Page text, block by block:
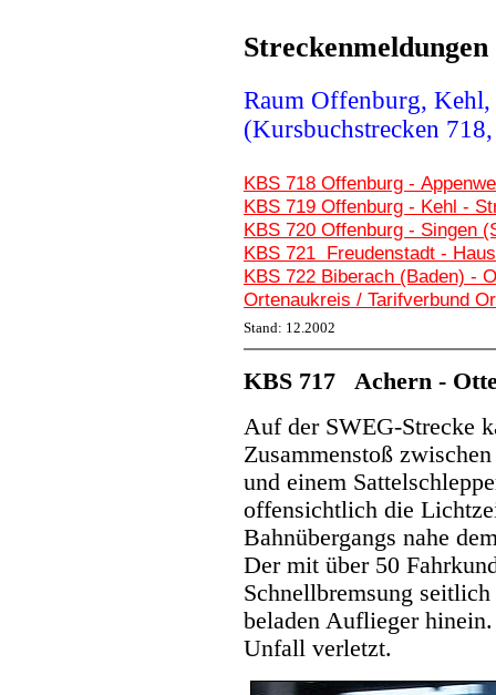
Raum Offenburg, Kehl,
(Kursbuchstrecken
KBS 718 Offenburg -
KBS 719 Offenburg - Kehl -
KBS 720 Offenburg - Singen
KBS 721 Freudenstadt -
KBS 722 Biberach (Baden) -
Ortenaukreis / Tarifverbund
Stand: 12.2002
KBS 717 Achern -
Auf der SWEG-Strecke
Zusammenstoß
und einem
offensichtlich die
Bahnübergangs nahe
Der mit über 50
Schnellbremsung
beladen Auflieger
Unfall verletzt.